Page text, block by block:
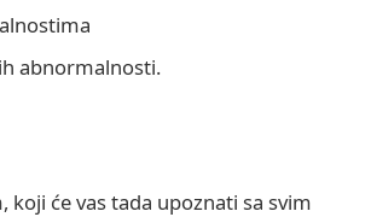
abnormalnosti.
će vas tada upoznati sa svim